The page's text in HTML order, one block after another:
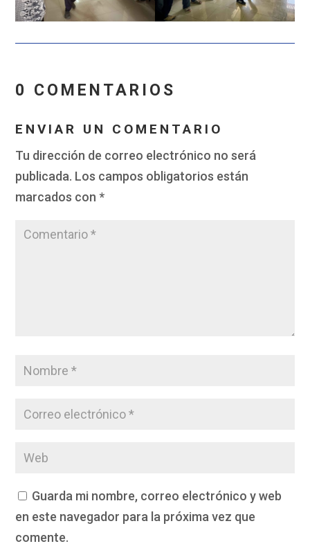
0 COMENTARIOS
ENVIAR UN COMENTARIO
Tu dirección de correo electrónico no será
publicada. Los campos obligatorios están
marcados con *
Guarda mi nombre, correo electrónico y web
en este navegador para la próxima vez que
comente.